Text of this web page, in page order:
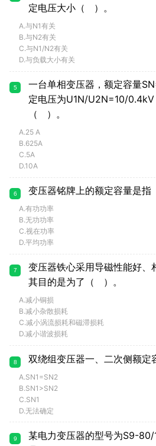
定电压大小（ ）。
A.与N1有关
B.与N2有关
C.与N1/N2有关
D.与负载大小有关
5
一台单相变压器，额定容量
定电压为U1N/U2N=10/
（ ）。
A.25 A
B.625A
C.5A
D.10A
6 变压器铭牌上的额定容量是指
A.有功功率
B.无功功率
C.视在功率
D.平均功率
7
变压器铁心采用导磁性能好、
其目的是为了（ ）。
A.减小铜损
B.减小杂散损耗
C.减小涡流损耗和磁滞损耗
D.减小谐波损耗
8 双绕组变压器一、二次侧额定
A.SN1=SN2
B.SN1>SN2
C.SN1
D.无法确定
9
某电力变压器的型号为S9-